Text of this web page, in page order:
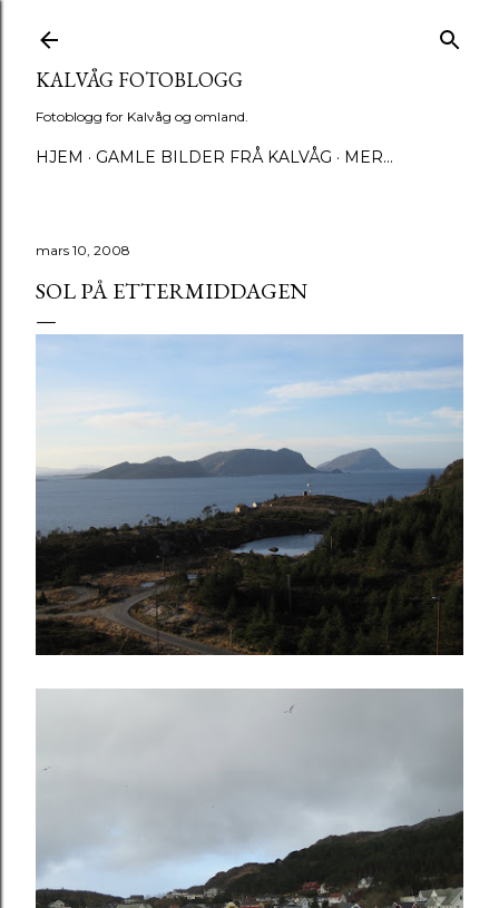
KALVÅG FOTOBLOGG
Fotoblogg for Kalvåg og omland.
HJEM GAMLE BILDER FRÅ KALVÅG MER…
mars 10, 2008
SOL PÅ ETTERMIDDAGEN